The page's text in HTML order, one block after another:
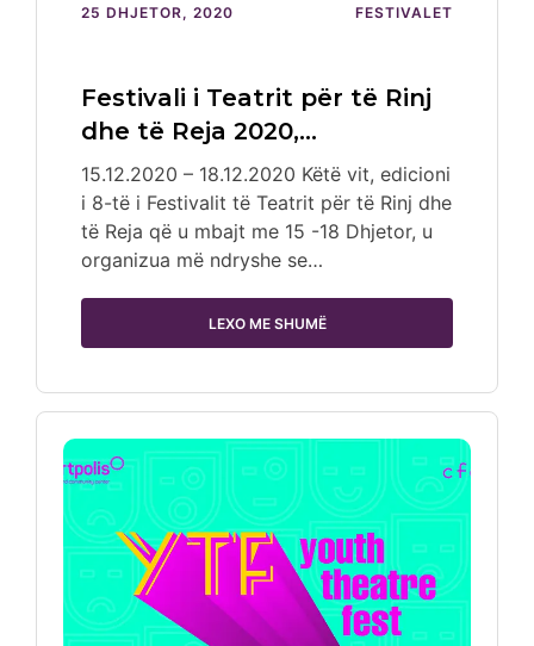
25 DHJETOR, 2020 FESTIVALET
Festivali i Teatrit për të Rinj
dhe të Reja 2020,…
15.12.2020 – 18.12.2020 Këtë vit, edicioni
i 8-të i Festivalit të Teatrit për të Rinj dhe
të Reja që u mbajt me 15 -18 Dhjetor, u
organizua më ndryshe se…
LEXO ME SHUMË